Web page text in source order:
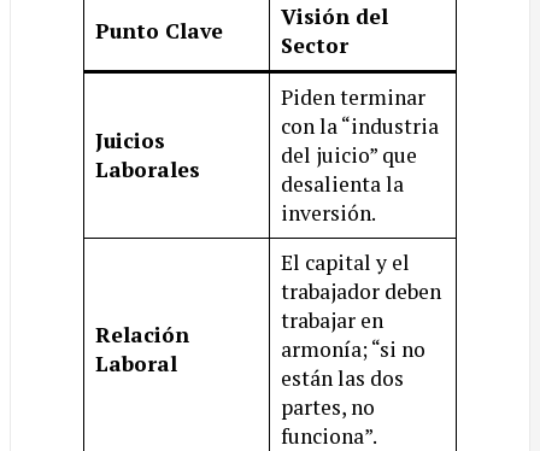
Punto Clave
Visión del
Sector
Juicios
Laborales
Piden terminar
con la “industria
del juicio” que
desalienta la
inversión.
Relación
Laboral
El capital y el
trabajador deben
trabajar en
armonía; “si no
están las dos
partes, no
funciona”.